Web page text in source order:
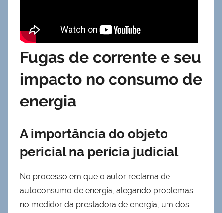
Fugas de corrente e seu
impacto no consumo de
energia
A importância do objeto
pericial na perícia judicial
No processo em que o autor reclama de
autoconsumo de energia, alegando problemas
no medidor da prestadora de energia, um dos